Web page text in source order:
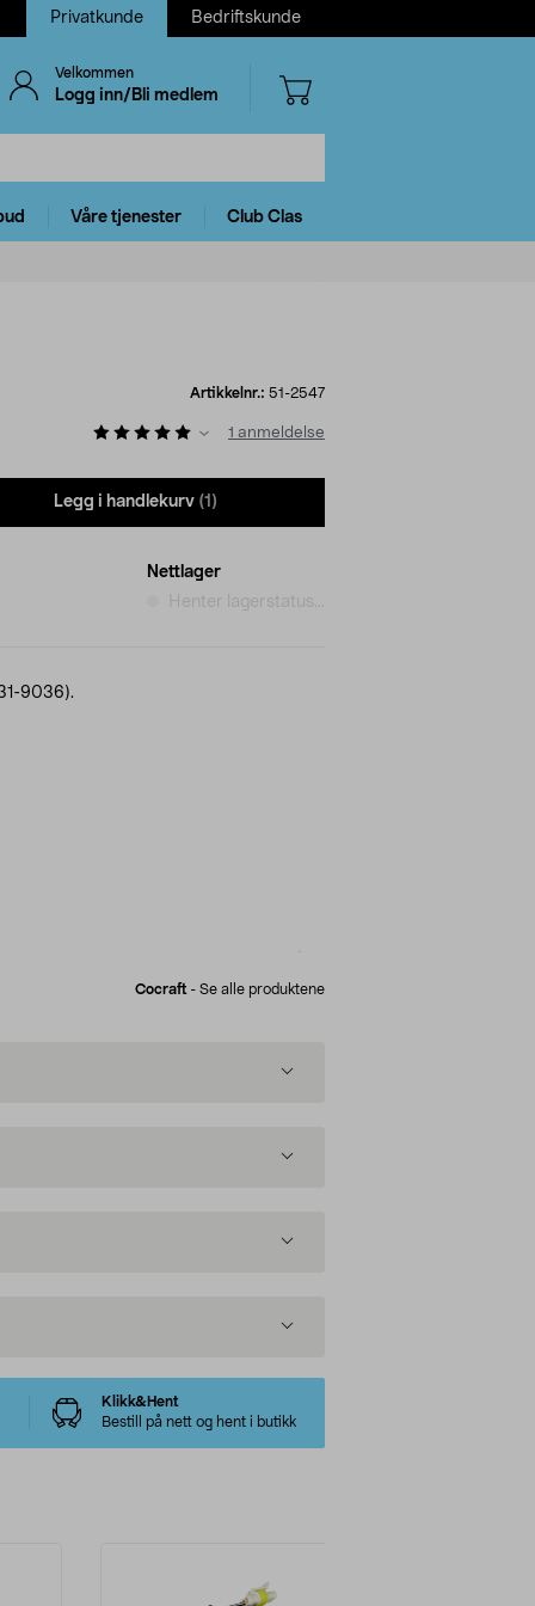
Privatkunde Bedriftskunde
Velkommen
Logg inn/Bli medlem
Våre tjenester Club Clas
Artikkelnr.: 51-2547
1 anmeldelse
Legg i handlekurv (1)
Nettlager
Henter lagerstatus...
9036).
Cocraft - Se alle produktene
Klikk&Hent
Bestill på nett og hent i butikk